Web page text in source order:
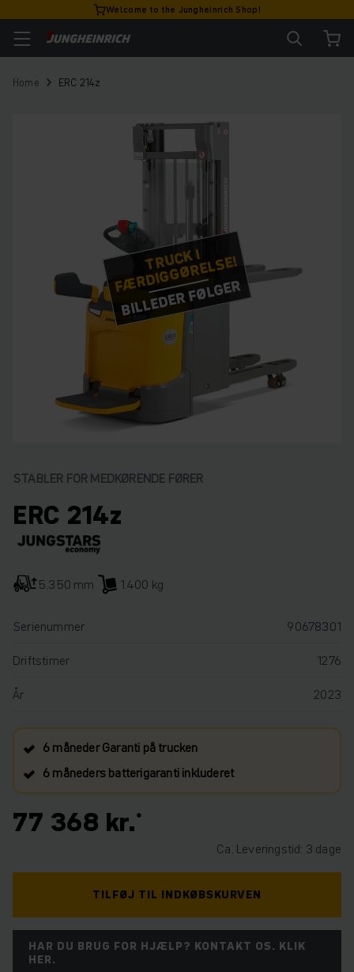
Welcome to the Jungheinrich Shop!
Home ERC 214z
TRUCK I
FÆRDIGGØRELSE!
BILLEDER FØLGER
STABLER FOR MEDKØRENDE FØRER
ERC 214z
5.350 mm 1.400 kg
Serienummer
90678301
Driftstimer
1276
År
2023
6 måneder Garanti på trucken
6 måneders batterigaranti inkluderet
77 368 kr.
Ca. Leveringstid: 3 dage
TILFØJ TIL INDKØBSKURVEN
HAR DU BRUG FOR HJÆLP? KONTAKT OS. KLIK
HER.